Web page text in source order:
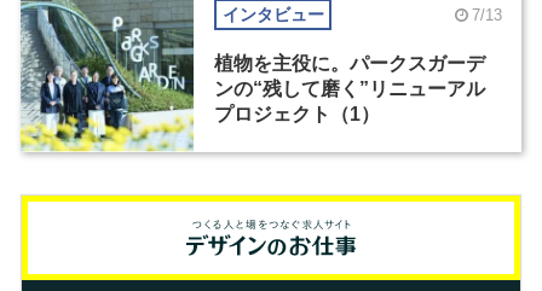
インタビュー 7/13
植物を主役に。パークスガーデ
ンの“残して磨く”リニューアル
プロジェクト（1）